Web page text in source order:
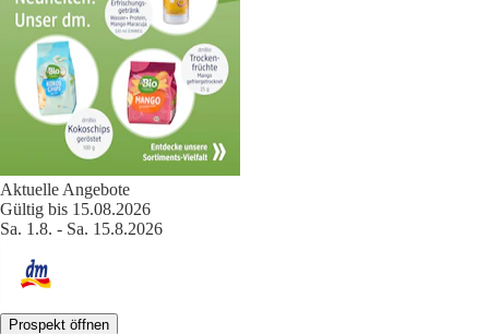
Aktuelle Angebote
Gültig bis 15.08.2026
Sa. 1.8. - Sa. 15.8.2026
Prospekt öffnen